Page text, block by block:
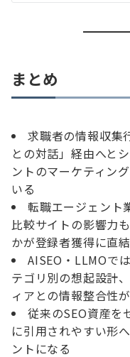
まとめ
求職者の情報収集
との対話」経由へと
ントのマーケティン
いる
転職エージェント
比較サイトの影響力
かが登録者獲得に直
AISEO・LLMOで
テゴリ別の想起設計
ィアとの情報整合性
従来のSEO資産を
に引用されやすい形
ントになる